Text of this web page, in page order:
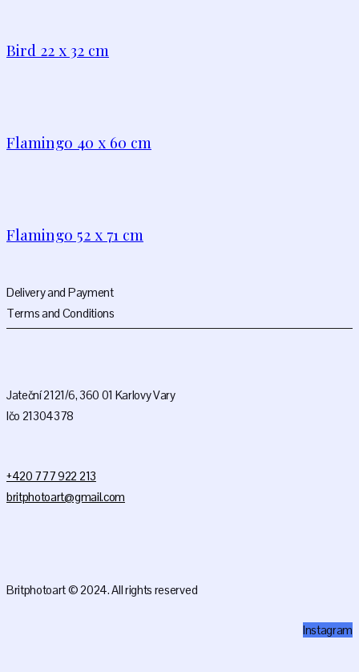
Bird 22 x 32 cm
Flamingo 40 x 60 cm
Flamingo 52 x 71 cm
Delivery and Payment
Terms and Conditions
Jateční 2121/6, 360 01 Karlovy Vary
Ičo 21304378
+420 777 922 213
britphotoart@gmail.com
Britphotoart © 2024. All rights reserved
Instagram